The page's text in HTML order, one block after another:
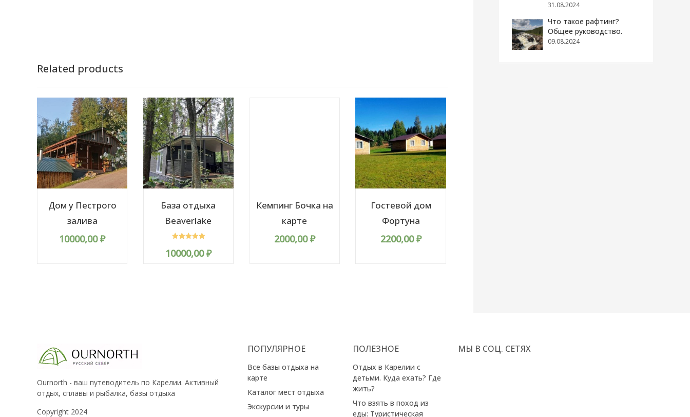
Related products
Дом у Пестрого
залива
10000,00₽
База отдыха
Beaverlake
5.00
out of 5
10000,00₽
Кемпинг Бочка на
карте
2000,00₽
Гостевой дом
Фортуна
2200,00₽
31.08.2024
Что такое рафтинг?
Общее руководство.
09.08.2024
Ournorth - ваш путеводитель по Карелии. Активный
отдых, сплавы и рыбалка, базы отдыха
Copyright 2024
ПОПУЛЯРНОЕ
Все базы отдыха на
карте
Каталог мест отдыха
Экскурсии и туры
ПОЛЕЗНОЕ
Отдых в Карелии с
детьми. Куда ехать? Где
жить?
Что взять в поход из
еды: Туристическая
МЫ В СОЦ. СЕТЯХ